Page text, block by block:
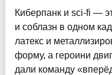
Киберпанк и sci-fi —
и соблазн в одном
латекс и
форму, а героини
дали команду